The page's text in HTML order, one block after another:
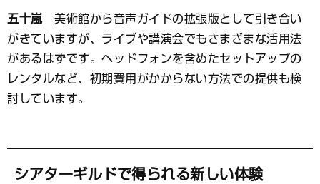
五十嵐 美術館から音声ガイドの拡張版として引き合い
がきていますが、ライブや講演会でもさまざまな活用法
があるはずです。ヘッドフォンを含めたセットアップの
レンタルなど、初期費用がかからない方法での提供も検
討しています。
シアターギルドで得られる新しい体験